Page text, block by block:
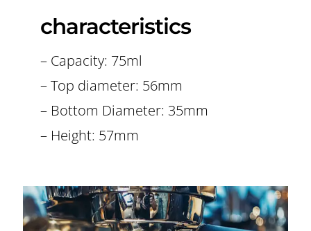
characteristics
– Capacity: 75ml
– Top diameter: 56mm
– Bottom Diameter: 35mm
– Height: 57mm